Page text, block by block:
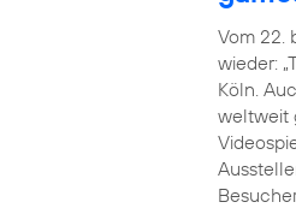
Vom 22.
wieder:
Köln.
weltweit